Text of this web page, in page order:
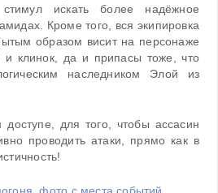
искать более надёжное
Кроме того, вся экипировка
образом висит на персонаже
клинок, да и припасы тоже, что
наследником Элой из
для того, чтобы ассасин
проводить атаки, прямо как в